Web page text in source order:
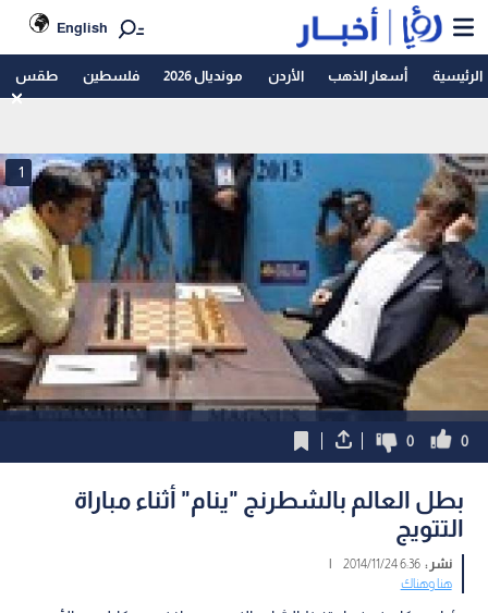
English
الرئيسية أسعار الذهب الأردن مونديال 2026 فلسطين طقس
1
0
0
بطل العالم بالشطرنج "ينام" أثناء مباراة
التتويج
نشر :6:36 2014/11/24
|
هنا وهناك